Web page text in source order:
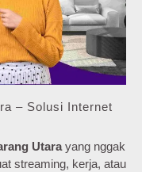
– Solusi Internet
Utarayang nggak
streaming, kerja, atau